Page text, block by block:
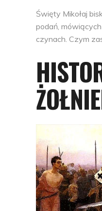
Święty Mikołaj
podań,
czynach. Czym